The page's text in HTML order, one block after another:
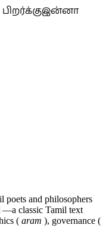
poets and philosophers
—a classic Tamil text
( aram ), governance (